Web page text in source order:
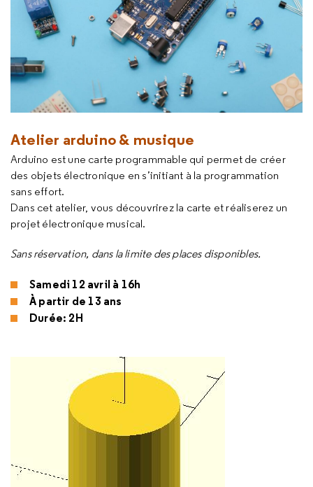
Atelier arduino & musique
Arduino est une carte programmable qui permet de créer
des objets électronique en s’initiant à la programmation
sans effort.
Dans cet atelier, vous découvrirez la carte et réaliserez un
projet électronique musical.
Sans réservation, dans la limite des places disponibles.
Samedi 12 avril à 16h
À partir de 13 ans
Durée: 2H